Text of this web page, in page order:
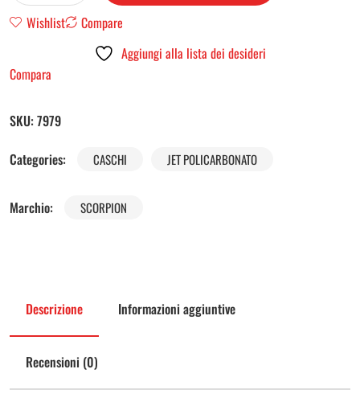
Wishlist
Compare
Aggiungi alla lista dei desideri
Compara
SKU: 7979
Categories:
CASCHI JET POLICARBONATO
Marchio: SCORPION
Descrizione Informazioni aggiuntive
Recensioni (0)